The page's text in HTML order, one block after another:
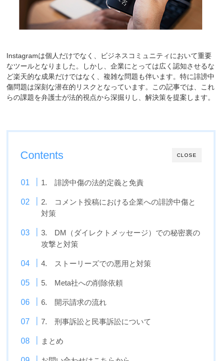
Instagramは個人だけでなく、ビジネスコミュニティにおいて重要
なツールとなりました。しかし、企業にとっては広く認知させるな
ど楽天的な成果だけではなく、複雑な問題も伴います。特に誹謗中
傷問題は深刻な潜在的リスクとなっています。この記事では、これ
らの課題を弁護士が法的視点から深掘りし、解決策を提案します。
CLOSE
Contents
1. 誹謗中傷の法的定義と免責
2. コメント投稿における企業への誹謗中傷と
対策
3. DM（ダイレクトメッセージ）での秘密裏の
攻撃と対策
4. ストーリーズでの悪用と対策
5. Meta社への削除依頼
6. 開示請求の流れ
7. 刑事訴訟と民事訴訟について
まとめ